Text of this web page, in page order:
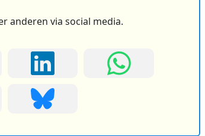
anderen via social media.